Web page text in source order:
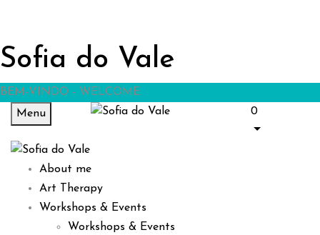
Sofia do Vale
BEM-VINDO - WELCOME
Menu
0
About me
Art Therapy
Workshops & Events
Workshops & Events